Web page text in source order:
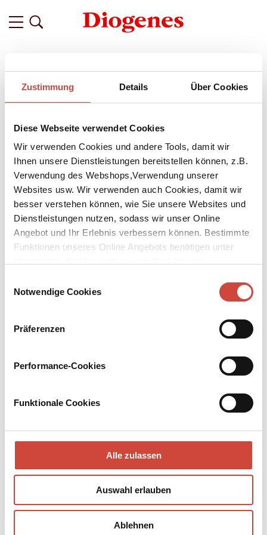
Zustimmung Details Über Cookies
Diese Webseite verwendet Cookies
Wir verwenden Cookies und andere Tools, damit wir
Ihnen unsere Dienstleistungen bereitstellen können, z.B.
Verwendung des Webshops,Verwendung unserer
Websites usw. Wir verwenden auch Cookies, damit wir
besser verstehen können, wie Sie unsere Websites und
Dienstleistungen nutzen, sodass wir unser Online
Angebot und Ihr Erlebnis verbessern können. Bestimmte
Funktionen unseres Online Angebots benötigen unter
Notwendige Cookies
Präferenzen
Performance-Cookies
Funktionale Cookies
Alle zulassen
Auswahl erlauben
Ablehnen
Related Featured
vor 11 Jahren
»Die Systeme haben versagt, wir
brauchen kluge Mischformen.« –
Lukas Hartmann Bonus-Texte
Vor gut 25 Jahren fiel in Berlin die Mauer – wie haben Sie die
Wende erlebt? In Lukas Hartmanns aktuellem Roman
beiden Seitenbefragt die Hauptfigur, der Journalist Mario
Sturzenegger, für eine Zeitschrift verschiedene Menschen aus
Deutschland und der Schweiz nach ihren Erinnerungen an
die Jahre 1989/1990.